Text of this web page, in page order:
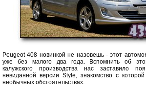
Peugeot 408 новинкой не назовешь - этот
уже без малого два года. Вспомнить об
калужского производства нас заставило
невиданной версии Style, знакомство с
необычных обстоятельствах.